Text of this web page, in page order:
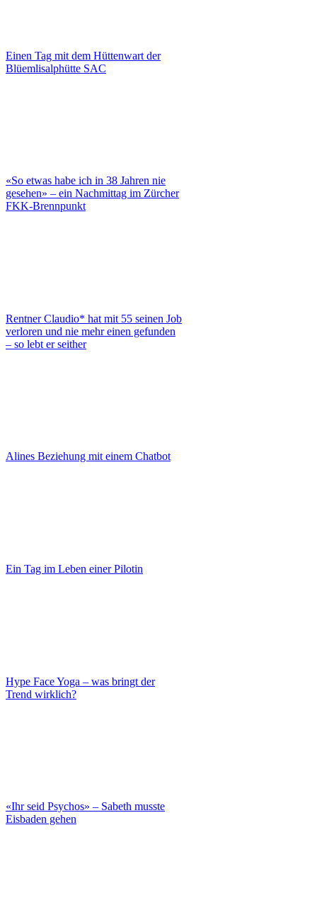
Einen Tag mit dem Hüttenwart der
Blüemlisalphütte SAC
«So etwas habe ich in 38 Jahren nie
gesehen» – ein Nachmittag im Zürcher
FKK-Brennpunkt
Rentner Claudio* hat mit 55 seinen Job
verloren und nie mehr einen gefunden
– so lebt er seither
Alines Beziehung mit einem Chatbot
Ein Tag im Leben einer Pilotin
Hype Face Yoga – was bringt der
Trend wirklich?
«Ihr seid Psychos» – Sabeth musste
Eisbaden gehen